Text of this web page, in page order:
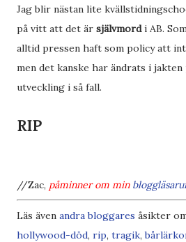
Jag blir nästan lite
på vitt att det är självmordi AB.
alltid pressen haft som policy att
men det kanske har ändrats i
utveckling i så fall.
RIP
//Zac, påminner om min
Läs även andra bloggares åsikter
hollywood-död, rip, tragik,